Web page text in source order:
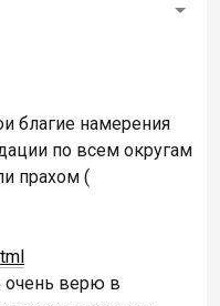
благие намерения
по всем округам
прахом (
очень верю в